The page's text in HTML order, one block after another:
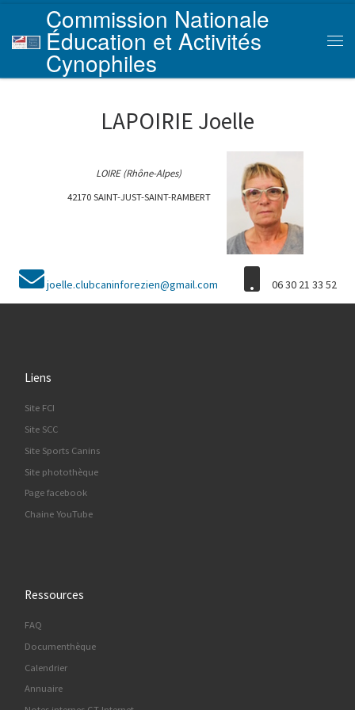
Skip to content
Commission Nationale
Éducation et Activités
Cynophiles
LAPOIRIE Joelle
LOIRE (Rhône-Alpes)
42170 SAINT-JUST-SAINT-RAMBERT
joelle.clubcaninforezien@gmail.com 06 30 21 33 52
Liens
Site FCI
Site SCC
Site Sports Canins
Site photothèque
Page facebook
Chaine YouTube
Ressources
FAQ
Documenthèque
Calendrier
Annuaire